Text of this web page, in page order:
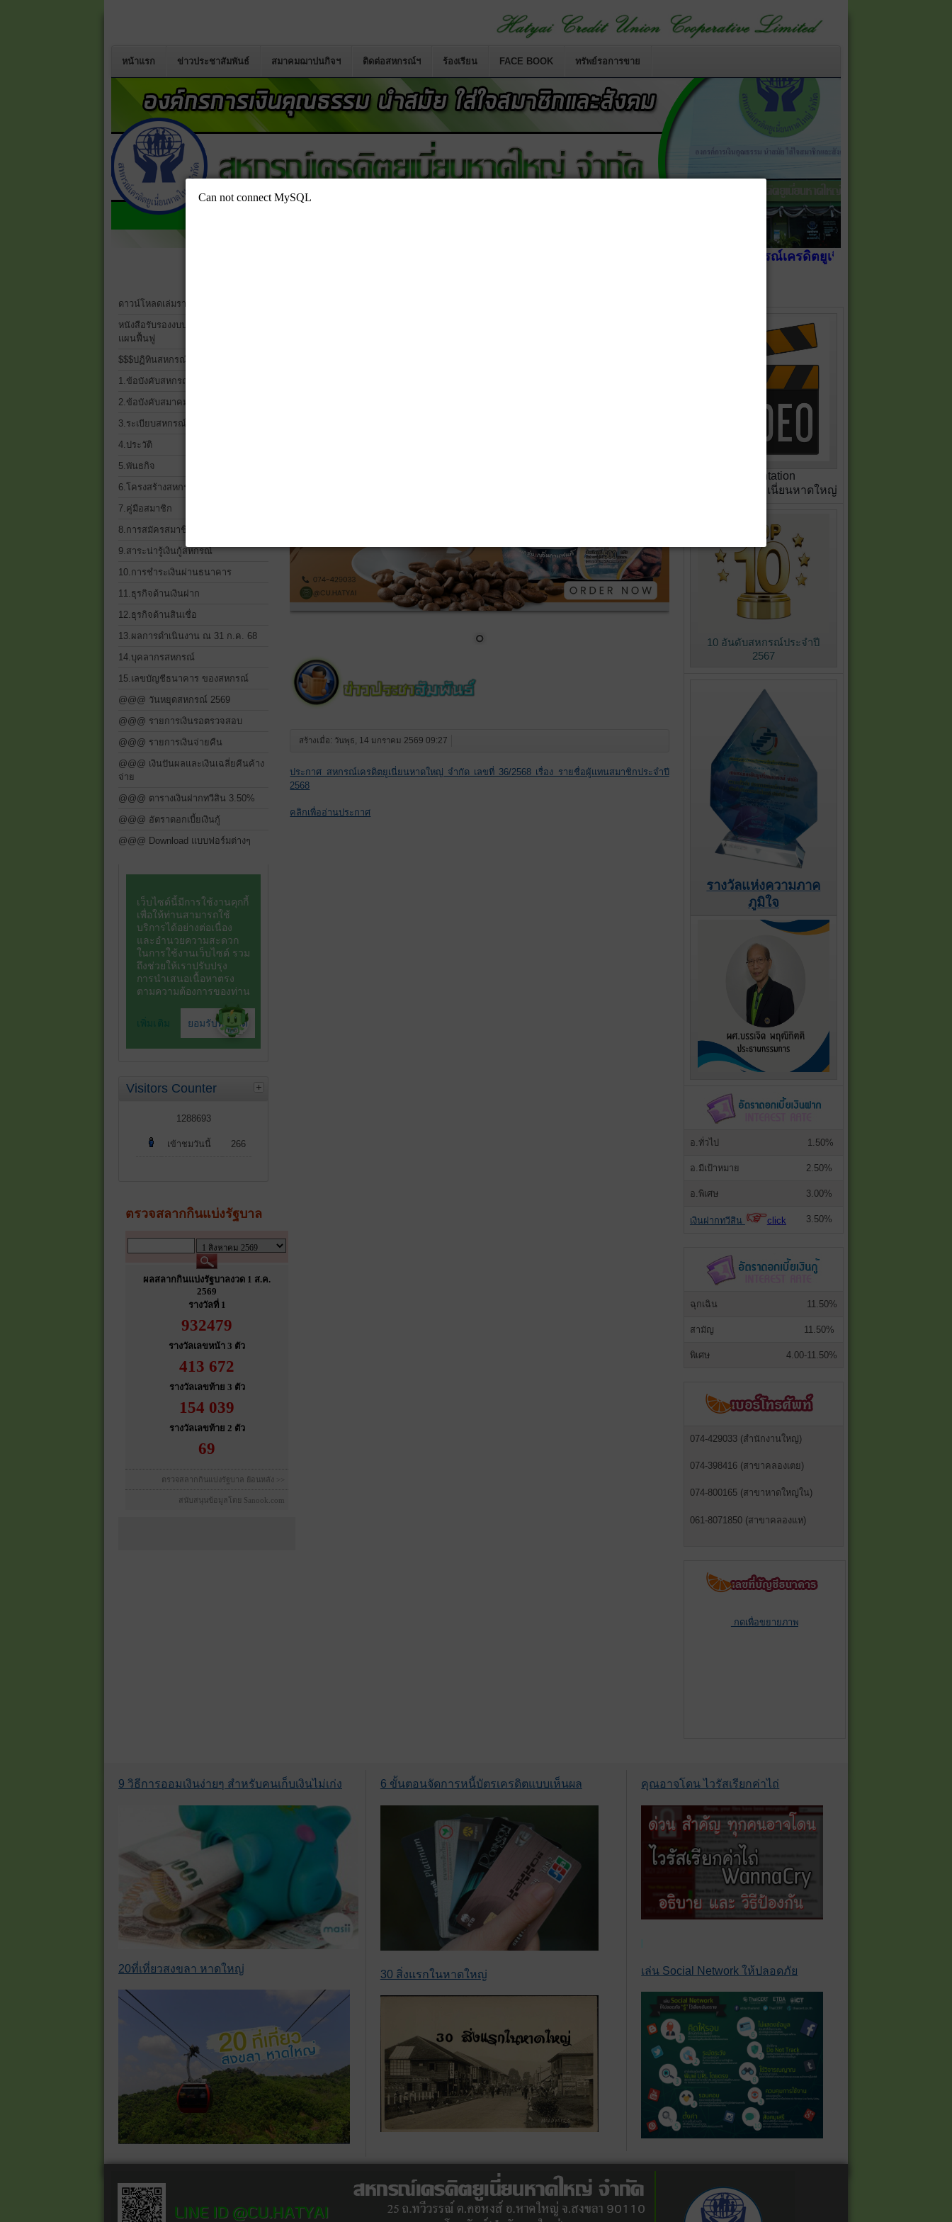
หน้าแรก ข่าวประชาสัมพันธ์ สมาคมฌาปนกิจฯ ติดต่อสหกรณ์ฯ ร้องเรียน FACE BOOK ทรัพย์รอการขาย
สหกรณ์เครดิตยูเนี่ยนหาดใหญ่ จำกัด
ดาวน์โหลดเล่มรายงานประจำปี 2568
หนังสือรับรองงบประจำปี 2568 และ
แผนฟื้นฟู
$$$ปฏิทินสหกรณ์$$$
1.ข้อบังคับสหกรณ์
2.ข้อบังคับสมาคมฌาปนกิจฯ
3.ระเบียบสหกรณ์ ทั้งหมด
4.ประวัติ
5.พันธกิจ
6.โครงสร้างสหกรณ์เครดิตยูเนี่ยน
7.คู่มือสมาชิก
8.การสมัครสมาชิก
9.สาระน่ารู้เงินกู้สหกรณ์
10.การชำระเงินผ่านธนาคาร
11.ธุรกิจด้านเงินฝาก
12.ธุรกิจด้านสินเชื่อ
13.ผลการดำเนินงาน ณ 31 ก.ค. 68
14.บุคลากรสหกรณ์
15.เลขบัญชีธนาคาร ของสหกรณ์
@@@ วันหยุดสหกรณ์ 2569
@@@ รายการเงินรอตรวจสอบ
@@@ รายการเงินจ่ายคืน
@@@ เงินปันผลและเงินเฉลี่ยคืนค้าง
จ่าย
@@@ ตารางเงินฝากทวีสิน 3.50%
@@@ อัตราดอกเบี้ยเงินกู้
@@@ Download แบบฟอร์มต่างๆ
Visitors Counter
1288693
เข้าชมวันนี้ 266
สร้างเมื่อ: วันพุธ, 14 มกราคม 2569 09:27
ประกาศ สหกรณ์เครดิตยูเนี่ยนหาดใหญ่ จำกัด เลขที่ 36/2568 เรื่อง รายชื่อผู้แทนสมาชิกประจำปี
2568
คลิกเพื่ออ่านประกาศ
Presentation
สหกรณ์เครดิตยูเนี่ยนหาดใหญ่
10 อันดับสหกรณ์ประจำปี
2567
รางวัลแห่งความภาค
ภูมิใจ
อ.ทั่วไป 1.50%
อ.มีเป้าหมาย 2.50%
อ.พิเศษ 3.00%
เงินฝากทวีสิน click 3.50%
ฉุกเฉิน 11.50%
สามัญ 11.50%
พิเศษ 4.00-11.50%
074-429033 (สำนักงานใหญ่)
074-398416 (สาขาคลองเตย)
074-800165 (สาขาหาดใหญ่ใน)
061-8071850 (สาขาคลองแห)
กดเพื่อขยายภาพ
9 วิธีการออมเงินง่ายๆ สำหรับคนเก็บเงินไม่เก่ง
20ที่เที่ยวสงขลา หาดใหญ่
6 ขั้นตอนจัดการหนี้บัตรเครดิตแบบเห็นผล
30 สิ่งแรกในหาดใหญ่
คุณอาจโดน ไวรัสเรียกค่าไถ่
เล่น Social Network ให้ปลอดภัย